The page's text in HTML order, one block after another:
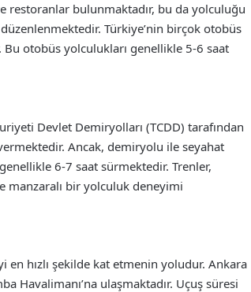
restoranlar bulunmaktadır, bu da yolculuğu
Türkiye’nin birçok otobüs
Bu otobüs yolculukları genellikle 5-6 saat
Devlet Demiryolları (TCDD) tarafından
Ancak, demiryolu ile seyahat
6-7 saat sürmektedir. Trenler,
manzaralı bir yolculuk deneyimi
en hızlı şekilde kat etmenin yoludur. Ankara
Havalimanı’na ulaşmaktadır. Uçuş süresi